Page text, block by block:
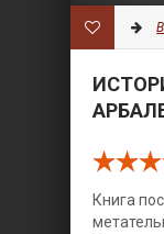
Книга